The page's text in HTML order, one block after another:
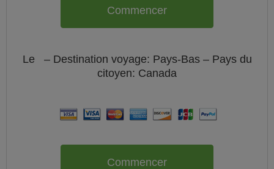
Commencer
Le
– Destination voyage: Pays-Bas – Pays du
citoyen: Canada
Commencer